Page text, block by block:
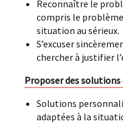
Reconnaître le
compris le
situation au sérieux.
S’excuser
chercher à justifier
Proposer des solutions
Solutions
adaptées à la